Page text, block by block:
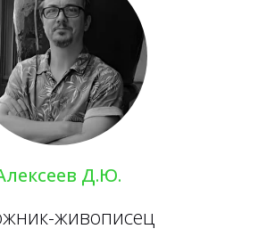
Д.Ю.
живописец